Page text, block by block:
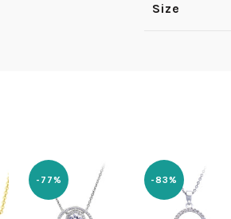
Size
-77% -83%